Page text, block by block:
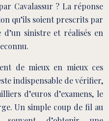
Cavalassur ? La réponse
qu’ils soient prescrits par
sinistre et réalisés en
de mieux en mieux ces
indispensable de vérifier,
d’euros d’examens, le
Un simple coup de fil au